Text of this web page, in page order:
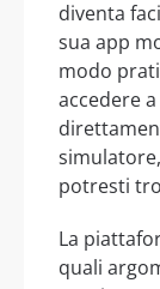
diventa
sua app
modo
accedere
potresti
La
quali